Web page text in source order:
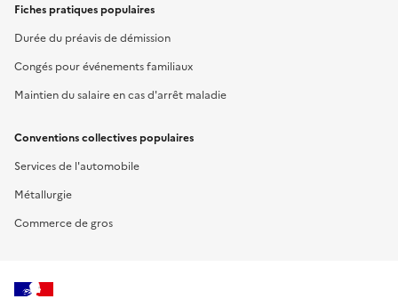
Fiches pratiques populaires
Durée du préavis de démission
Congés pour événements familiaux
Maintien du salaire en cas d'arrêt maladie
Conventions collectives populaires
Services de l'automobile
Métallurgie
Commerce de gros